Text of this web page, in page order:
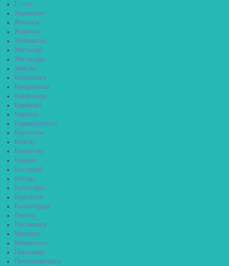
Есиль
Жанаозен
Жанатас
Жаркент
Жезказган
Жетысай
Житикара
Зайсан
Казалинск
Кандыагаш
Караганда
Каражал
Каратау
Каркаралинск
Каскелен
Кентау
Кокшетау
Конаев
Костанай
Косшы
Кульсары
Курчатов
Кызылорда
Ленгер
Лисаковск
Макинск
Мамлютка
Павлодар
Петропавловск